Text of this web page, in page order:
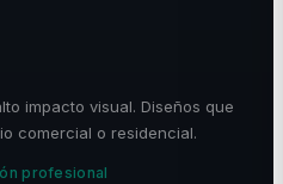
impacto visual. Diseños que
comercial o residencial.
profesional